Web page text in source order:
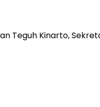
Teguh Kinarto,